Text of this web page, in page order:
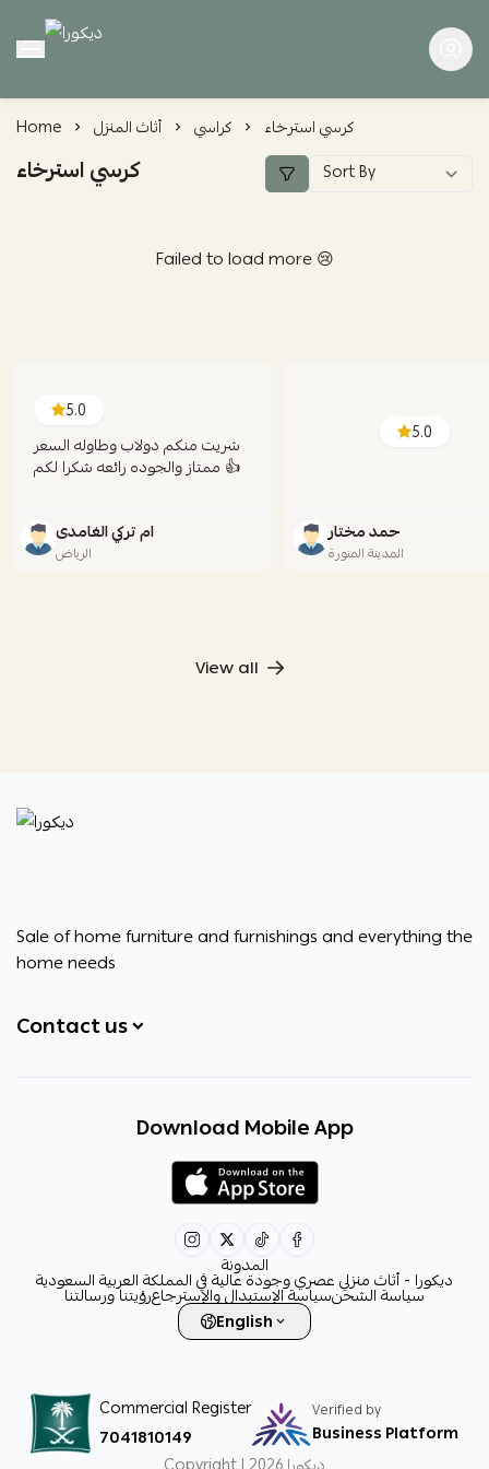
ديكورا
Home أثاث المنزل كراسي كرسي استرخاء
كرسي استرخاء
Failed to load more 😢
5.0
شريت منكم دولاب وطاوله السعر
ممتاز والجوده رائعه شكرا لكم 👍
ام تركي الغامدى
الرياض
5.0
حمد مختار
المدينة المنورة
View all
ديكورا
Sale of home furniture and furnishings and everything the
home needs
Contact us
+966531828315
decora6586@gmail.com
Download Mobile App
المدونة
ديكورا - أثاث منزلي عصري وجودة عالية في المملكة العربية السعودية
رؤيتنا ورسالتناسياسة الإستبدال والإسترجاعسياسة الشحن
English
Commercial Register
7041810149
Verified by
Business Platform